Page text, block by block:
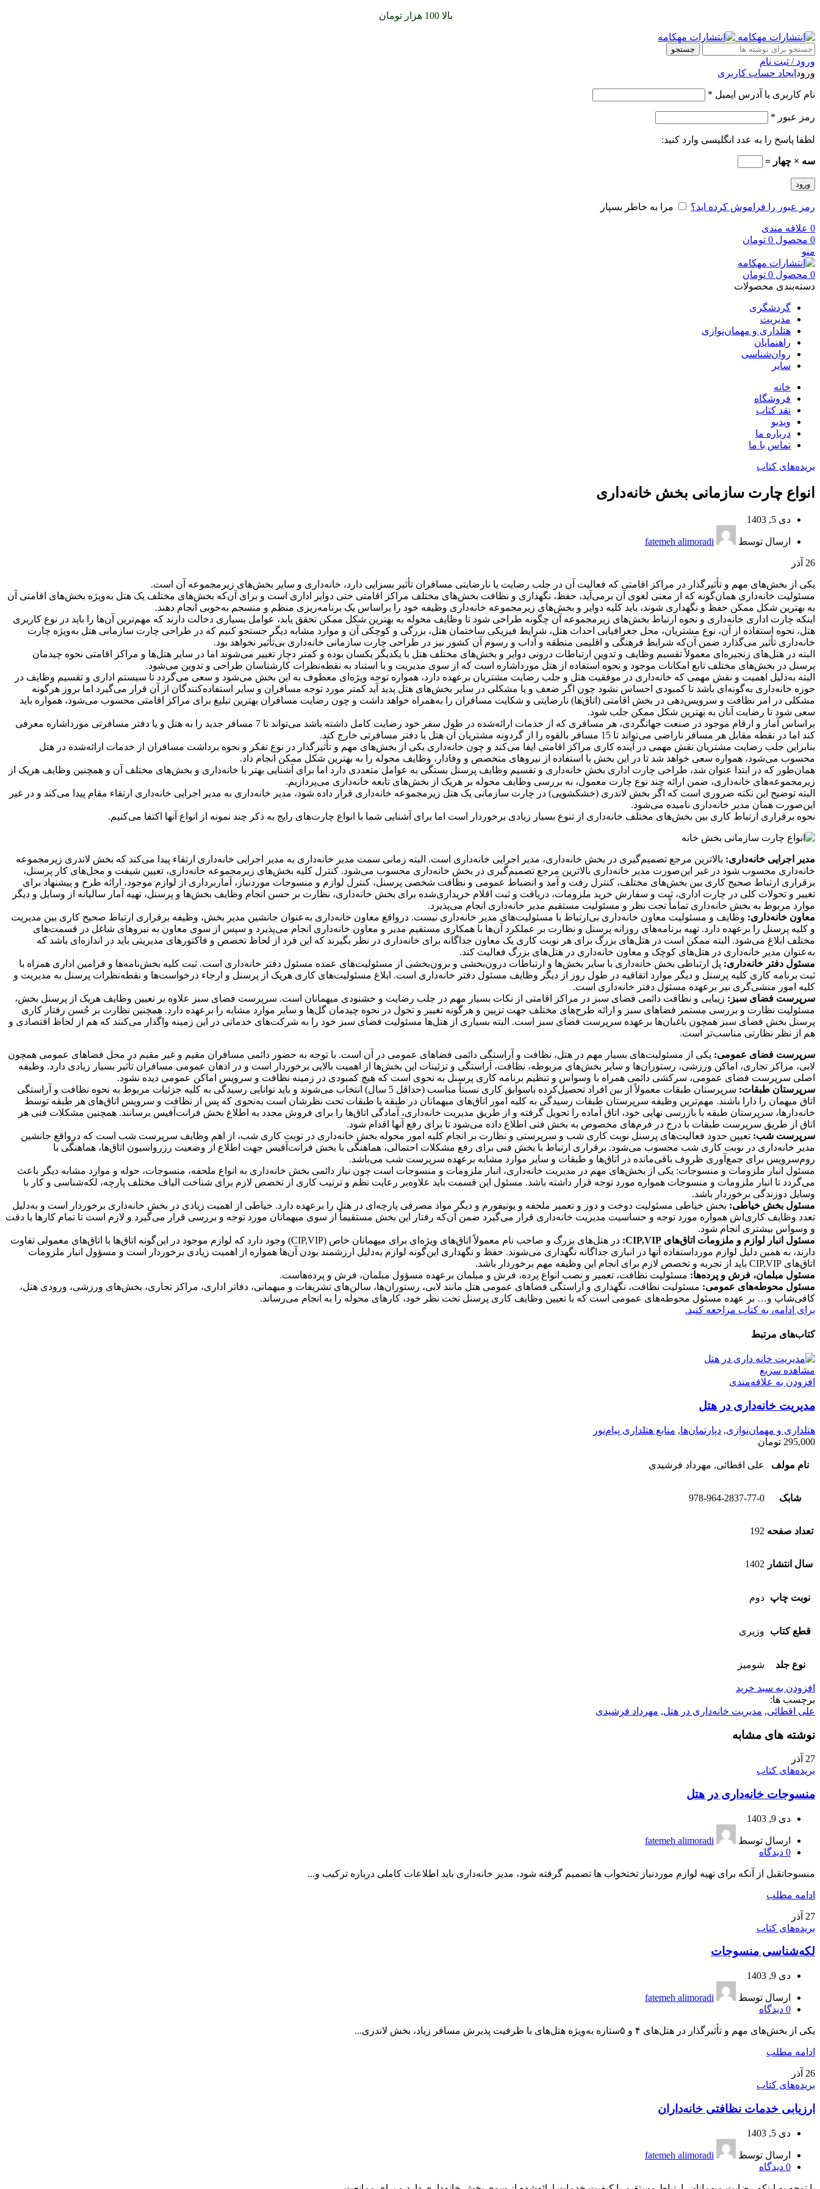
بالا 100 هزار تومان
جستجو
ورود / ثبت نام
ورود ایجاد حساب کاربری
نام کاربری یا آدرس ایمیل *
رمز عبور *
لطفا پاسخ را به عدد انگلیسی وارد کنید:
سه × چهار =
ورود
رمز عبور را فراموش کرده اید؟ مرا به خاطر بسپار
0 علاقه مندی
0 محصول 0 تومان
منو
0 محصول 0 تومان
دسته‌بندی محصولات
گردشگری
مدیریت
هتلداری و مهمان‌نوازی
راهنمایان
روان‌شناسی
سایر
خانه
فروشگاه
نقد کتاب
ویدیو
درباره‌ ما
تماس با ما
بریده‌های کتاب
انواع چارت سازمانی بخش خانه‌داری
دی 5, 1403
ارسال توسط fatemeh alimoradi
26 آذر
یكی از بخش‌های مهم و تأثیرگذار در مراكز اقامتی كه فعالیت آن‌ در جلب رضایت یا نارضایتی مسافران تأثیر بسزایی دارد، خانه‌داری و سایر بخش‌های زیرمجموعه آن است.
مسئولیت خانه‌داری همان‌گونه كه از معنی لغوی آن برمی‌‌آید، حفظ، نگهداری و نظافت بخش‌های مختلف مراكز اقامتی حتی دوایر اداری است و برای آن‌كه بخش‌های مختلف یک هتل به‌ویژه بخش‌های اقامتی آن
به بهترین شكل ممكن حفظ و نگهداری شوند، باید كلیه دوایر و بخش‌های زیرمجموعه خانه‌داری وظیفه خود را براساس یک برنامه‌ریزی منظم و منسجم به‌خوبی انجام دهند.
اینكه چارت اداری خانه‌داری و نحوه ارتباط بخش‌های زیرمجموعه آن چگونه طراحی شود تا وظایف محوله به بهترین شكل ممكن تحقق یابد، عوامل بسیاری دخالت دارند كه مهم‌ترین آن‌ها را باید در نوع كاربری
هتل، نحوه استفاده از آن، نوع مشتریان، محل جغرافیایی احداث هتل، شرایط فیزیكی ساختمان هتل، بزرگی و كوچكی آن و موارد مشابه دیگر جستجو كنیم كه در طراحی چارت سازمانی هتل به‌ویژه چارت
خانه‌داری تأثیر می‌‌گذارد ضمن آن‌كه شرایط فرهنگی و اقلیمی منطقه و آداب و رسوم آن كشور نیز در طراحی چارت سازمانی خانه‌داری بی‌تأثیر نخواهد بود.
البته در هتل‌های زنجیره‌ای معمولاً تقسیم وظایف و تدوین ارتباطات درونی دوایر و بخش‌های مختلف هتل با یكدیگر یكسان بوده و كمتر دچار تغییر می‌‌شوند اما در سایر هتل‌ها و مراكز اقامتی نحوه چیدمان
پرسنل در بخش‌های مختلف تابع امكانات موجود و نحوه استفاده از هتل مورداشاره است كه از سوی مدیریت و با استناد به نقطه‌نظرات كارشناسان طراحی و تدوین می‌شود.
البته به‌دلیل اهمیت و نقش مهمی كه خانه‌داری در موفقیت هتل و جلب رضایت مشتریان برعهده دارد، همواره توجه ویژه‌ای معطوف به این بخش می‌شود و سعی می‌‌گردد تا سیستم اداری و تقسیم وظایف در
حوزه خانه‌داری به‌گونه‌ای باشد تا كمبودی احساس نشود چون اگر ضعف و یا مشكلی در سایر بخش‌های هتل پدید آید كمتر مورد توجه مسافران و سایر استفاده‌كنندگان از آن قرار می‌‌گیرد اما بروز هرگونه
مشكلی در امر نظافت و سرویس‌دهی در بخش اقامتی (اتاق‌ها) نارضایتی و شكایت مسافران را به‌همراه خواهد داشت و چون رضایت مسافران بهترین تبلیغ برای مراكز اقامتی محسوب می‌شود، همواره باید
سعی شود تا رضایت آنان به بهترین شكل ممكن جلب شود.
براساس آمار و ارقام موجود در صنعت جهانگردی، هر مسافری كه از خدمات ارائه‌شده در طول سفر خود رضایت كامل داشته باشد می‌‌تواند تا 7 مسافر جدید را به هتل و یا دفتر مسافرتی مورداشاره معرفی
كند اما در نقطه مقابل هر مسافر ناراضی می‌تواند تا 15 مسافر بالقوه را از گردونه مشتریان آن هتل یا دفتر مسافرتی خارج كند.
بنابراین جلب رضایت مشتریان نقش مهمی در آینده كاری مراكز اقامتی ایفا می‌كند و چون خانه‌داری یكی از بخش‌های مهم و تأثیرگذار در نوع تفكر و نحوه برداشت مسافران از خدمات ارائه‌شده در هتل
محسوب می‌شود، همواره سعی خواهد شد تا در این بخش با استفاده از نیروهای متخصص و وفادار، وظایف محوله را به بهترین شكل ممكن انجام داد.
همان‌طور كه در ابتدا عنوان شد، طراحی چارت اداری بخش خانه‌داری و تقسیم وظایف پرسنل بستگی به عوامل متعددی دارد اما برای آشنایی بهتر با خانه‌داری و بخش‌های مختلف آن و همچنین وظایف هریک از
زیرمجموعه‌های خانه‌داری، ضمن ارائه چند نوع چارت معمول، به بررسی وظایف محوله بر هریک از بخش‌های تابعه خانه‌داری می‌پردازیم.
البته توضیح این نكته ضروری است كه اگر بخش لاندری (خشكشویی) در چارت سازمانی یک هتل زیرمجموعه خانه‌داری قرار داده شود، مدیر خانه‌داری به مدیر اجرایی خانه‌داری ارتقاء مقام پیدا می‌كند و در غیر
این‌صورت همان مدیر خانه‌داری نامیده می‌شود.
نحوه برقراری ارتباط كاری بین بخش‌های مختلف خانه‌داری از تنوع بسیار زیادی برخوردار است اما برای آشنایی شما با انواع چارت‌های رایج به ذكر چند نمونه از انواع آنها اكتفا می‌كنیم.
مدیر اجرایی خانه‌داری: بالاترین مرجع تصمیم‌گیری در بخش خانه‌داری، مدیر اجرایی خانه‌داری است. البته زمانی سمت مدیر خانه‌داری به مدیر اجرایی خانه‌داری ارتقاء پیدا می‌كند كه بخش لاندری زیرمجموعه
خانه‌داری محسوب شود در غیر این‌صورت مدیر خانه‌داری بالاترین مرجع تصمیم‌گیری در بخش خانه‌داری محسوب می‌شود. كنترل كلیه بخش‌های زیرمجموعه خانه‌داری، تعیین شیفت و محل‌های كار پرسنل،
برقراری ارتباط صحیح كاری بین بخش‌های مختلف، كنترل رفت و آمد و انضباط عمومی و نظافت شخصی پرسنل، كنترل لوازم و منسوجات موردنیاز، آماربرداری از لوازم موجود، ارائه طرح و پیشنهاد برای
تغییر و تحولات كلی در چارت اداری، ثبت و سفارش خرید ملزومات، دریافت و ثبت اقلام خریداری‌شده برای بخش خانه‌داری، نظارت بر حسن انجام وظایف بخش‌ها و پرسنل، تهیه آمار سالیانه از وسایل و دیگر
موارد مربوط به بخش خانه‌داری تماماً تحت نظر و مسئولیت مستقیم مدیر خانه‌داری انجام می‌پذیرد.
معاون خانه‌داری: وظایف و مسئولیت معاون خانه‌داری بی‌‌ارتباط با مسئولیت‌های مدیر خانه‌داری نیست. درواقع معاون خانه‌داری به‌عنوان جانشین مدیر بخش، وظیفه برقراری ارتباط صحیح كاری بین مدیریت
و كلیه پرسنل را برعهده دارد. تهیه برنامه‌های روزانه پرسنل و نظارت بر عملكرد آن‌ها با همكاری مستقیم مدیر و معاون خانه‌داری انجام می‌پذیرد و سپس از سوی معاون به نیروهای شاغل در قسمت‌های
مختلف ابلاغ می‌شود. البته ممكن است در هتل‌های بزرگ برای هر نوبت كاری یک معاون جداگانه برای خانه‌داری در نظر بگیرند كه این فرد از لحاظ تخصص و فاكتورهای مدیریتی باید در اندازه‌ای باشد كه
به‌عنوان مدیر خانه‌داری در هتل‌های كوچک و معاون خانه‌داری در هتل‌های بزرگ‌ فعالیت كند.
مسئول دفتر خانه‌داری: پل ارتباطی بخش خانه‌داری با سایر بخش‌ها و ارتباطات درون‌بخشی و برون‌بخشی از مسئولیت‌های عمده مسئول دفتر خانه‌داری است. ثبت كلیه بخش‌نامه‌ها و فرامین اداری همراه با
ثبت برنامه كاری كلیه پرسنل و دیگر موارد اتفاقیه در طول روز از دیگر وظایف مسئول دفتر خانه‌داری است. ابلاغ مسئولیت‌های كاری هریک از پرسنل و ارجاء درخواست‌ها و نقطه‌نظرات پرسنل به مدیریت و
كلیه امور منشی‌گری نیر برعهده مسئول دفتر خانه‌داری است.
سرپرست فضای سبز: زیبایی و نظافت دائمی فضای سبز در مراكز اقامتی از نكات بسیار مهم در جلب رضایت و خشنودی میهمانان است. سرپرست فضای سبز علاوه بر تعیین وظایف هریک از پرسنل بخش،
مسئولیت نظارت و بررسی مستمر فضاهای سبز و ارائه طرح‌های مختلف جهت تزیین و هرگونه تغییر و تحول در نحوه چیدمان گل‌ها و سایر موارد مشابه را برعهده دارد. همچنین نظارت بر حُسن رفتار كاری
پرسنل بخش فضای سبز همچون باغبان‌ها برعهده سرپرست فضای سبز است. البته بسیاری از هتل‌ها مسئولیت فضای سبز خود را به شركت‌های خدماتی در این زمینه واگذار می‌كنند كه هم از لحاظ اقتصادی و
هم از نظر نظارتی مناسب‌تر است.
سرپرست فضای عمومی: یكی از مسئولیت‌های بسیار مهم در هتل، نظافت و آراستگی دائمی فضاهای عمومی در آن است. با توجه به حضور دائمی مسافران مقیم و غیر مقیم در محل فضاهای عمومی همچون
لابی، مراكز تجاری، اماكن ورزشی، رستوران‌ها و سایر بخش‌های مربوطه، نظافت، آراستگی و تزئینات این بخش‌ها از اهمیت بالایی برخوردار است و در اذهان عمومی مسافران تأثیر بسیار زیادی دارد. وظیفه
اصلی سرپرست فضای عمومی، سركشی دائمی همراه با وسواس و تنظیم برنامه كاری پرسنل به نحوی است كه هیچ كمبودی در زمینه نظافت و سرویس اماكن عمومی دیده نشود.
سرپرستان طبقات:
سرپرستان طبقات معمولاً از بین افراد تحصیل‌كرده باسوابق كاری نسبتاً مناسب (حداقل 5 سال) انتخاب می‌شوند و باید توانایی رسیدگی به كلیه جزئیات مربوط به نحوه نظافت و آراستگی
اتاق میهمان را دارا باشند. مهم‌ترین وظیفه سرپرستان طبقات رسیدگی به كلیه امور اتاق‌های میهمانان در طبقه یا طبقات تحت نظرشان است به‌نحوی كه پس از نظافت و سرویس اتاق‌های هر طبقه توسط
خانه‌دارها، سرپرستان طبقه با بازرسی نهایی خود، اتاق آماده را تحویل گرفته و از طریق مدیریت خانه‌داری، آمادگی اتاق‌ها را برای فروش مجدد به اطلاع بخش فرانت‌آفیس برسانند. همچنین مشكلات فنی هر
اتاق از طریق سرپرست طبقات با درج در فرم‌های مخصوص به بخش فنی اطلاع داده می‌شود تا برای رفع آنها اقدام شود.
سرپرست شب: تعیین حدود فعالیت‌های پرسنل نوبت كاری شب و سرپرستی و نظارت بر انجام كلیه امور محوله بخش خانه‌داری در نوبت كاری شب، از اهم وظایف سرپرست شب است كه درواقع جانشین
مدیر خانه‌داری در نوبت كاری شب محسوب می‌شود. برقراری ارتباط با بخش فنی برای رفع مشكلات احتمالی، هماهنگی با بخش فرانت‌آفیس جهت اطلاع از وضعیت رزرواسیون اتاق‌ها، هماهنگی با
روم‌سرویس برای جمع‌آوری ظروف باقی‌مانده در اتاق‌ها و طبقات و سایر موارد مشابه برعهده سرپرست شب می‌باشد.
مسئول انبار ملزومات و منسوجات: یكی از بخش‌های مهم در مدیریت خانه‌داری، انبار ملزومات و منسوجات است چون نیاز دائمی بخش خانه‌داری به انواع ملحفه، منسوجات، حوله و موارد مشابه دیگر باعث
می‌گردد تا انبار ملزومات و منسوجات همواره مورد توجه قرار داشته باشد. مسئول این قسمت باید علاوه‌بر رعایت نظم و ترتیب كاری از تخصص لازم برای شناخت الیاف مختلف پارچه، لكه‌شناسی و كار با
وسایل دوزندگی برخوردار باشد.
مسئول بخش خیاطی: بخش خیاطی مسئولیت دوخت و دوز و تعمیر ملحفه و یونیفورم و دیگر مواد مصرفی پارچه‌ای در هتل را برعهده دارد. خیاطی از اهمیت زیادی در بخش خانه‌داری برخوردار است و به‌دلیل
تعدد وظایف كاری‌اش همواره مورد توجه و حساسیت مدیریت خانه‌داری قرار می‌گیرد ضمن آن‌كه رفتار این بخش مستقیماً از سوی میهمانان مورد توجه و بررسی قرار می‌گیرد و لازم است تا تمام كارها با دقت
و وسواس بیشتری انجام شود.
مسئول انبار لوازم و ملزومات اتاق‌های CIP,VIP:
در هتل‌های بزرگ و صاحب نام معمولاً اتاق‌های ویژه‌ای برای میهمانان خاص (CIP,VIP) وجود دارد كه لوازم موجود در این‌گونه اتاق‌ها با اتاق‌های معمولی تفاوت
دارند، به همین دلیل لوازم مورداستفاده آنها در انباری جداگانه نگهداری می‌شوند. حفظ و نگهداری این‌گونه لوازم به‌دلیل ارزشمند بودن آن‌ها همواره از اهمیت زیادی برخوردار است و مسؤول انبار ملزومات
اتاق‌های CIP,VIP باید از تجربه و تخصص لازم برای انجام این وظیفه مهم برخوردار باشد.
مسئول مبلمان، فرش و پرده‌ها: مسئولیت نظافت،‌ تعمیر و نصب انواع پرده، فرش و مبلمان برعهده‌ مسؤول مبلمان، فرش و پرده‌هاست.
مسئول محوطه‌های عمومی: مسئولیت نظافت، نگهداری و آراستگی فضاهای عمومی هتل مانند لابی، رستوران‌ها، سالن‌های تشریفات و میهمانی، دفاتر اداری، مراكز تجاری، بخش‌های ورزشی، ورودی هتل،
كافی‌شاپ و… بر عهده مسئول محوطه‌های عمومی است كه با تعیین وظایف كاری پرسنل تحت نظر خود، كارهای محوله را به انجام می‌رساند.
برای ادامه، به کتاب مراجعه کنید.
کتاب‌های مرتبط
مشاهده سریع
افزودن به علاقه‌مندی
مدیریت خانه‌داری در هتل
هتلداری و مهمان‌نوازی, دپارتمان‌ها, منابع هتلداری پیام‌نور
295,000 تومان
نام مولف علی اقطائی, مهرداد فرشیدی
شابک 978-964-2837-77-0
تعداد صفحه 192
سال انتشار 1402
نوبت چاپ دوم
قطع کتاب وزیری
نوع جلد شومیز
افزودن به سبد خرید
برچسب ها:
علی اقطائی, مدیریت خانه‌داری در هتل, مهرداد فرشیدی
نوشته های مشابه
27 آذر
بریده‌های کتاب
منسوجات خانه‌داری در هتل
دی 9, 1403
ارسال توسط
fatemeh alimoradi
0 دیدگاه
منسوجاتقبل از آنکه برای تهیه لوازم موردنیاز تختخواب ها تصمیم گرفته شود، مدیر خانه‌داری باید اطلاعات کاملی درباره ترکیب و...
ادامه مطلب
27 آذر
بریده‌های کتاب
لكه‌شناسی منسوجات
دی 9, 1403
ارسال توسط
fatemeh alimoradi
0 دیدگاه
یكی از بخش‌های مهم و تأثیرگذار در هتل‌های ۴ و ۵ستاره به‌ویژه هتل‌های با ظرفیت پذیرش مسافر زیاد، بخش لاندری...
ادامه مطلب
26 آذر
بریده‌های کتاب
ارزیابی خدمات نظافتی خانه‌داران
دی 5, 1403
ارسال توسط
fatemeh alimoradi
0 دیدگاه